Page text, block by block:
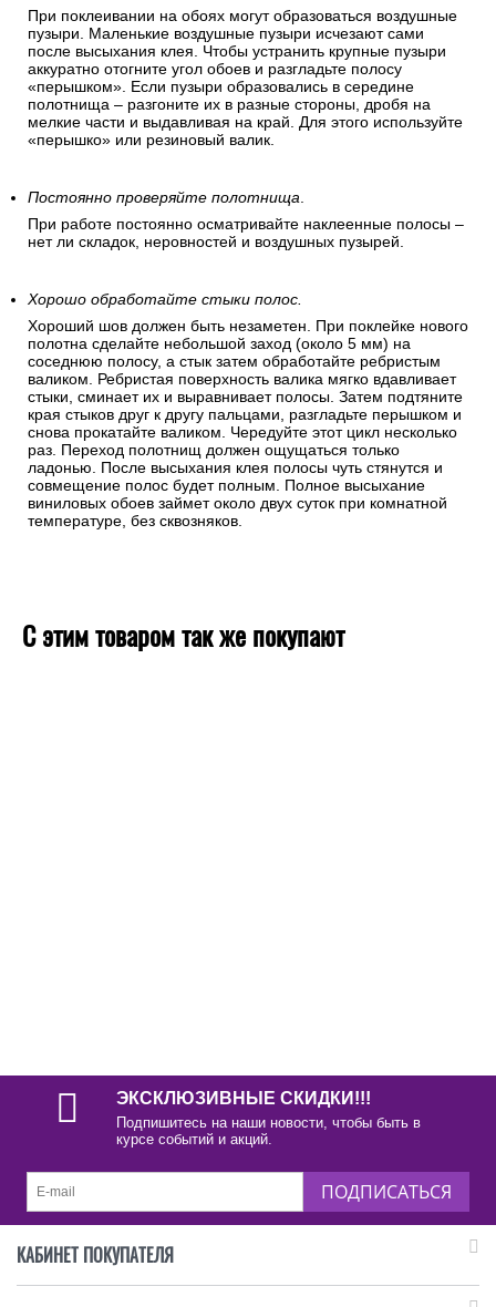
При поклеивании на обоях могут образоваться воздушные
пузыри. Маленькие воздушные пузыри исчезают сами
после высыхания клея. Чтобы устранить крупные пузыри
аккуратно отогните угол обоев и разгладьте полосу
«перышком». Если пузыри образовались в середине
полотнища – разгоните их в разные стороны, дробя на
мелкие части и выдавливая на край. Для этого используйте
«перышко» или резиновый валик.
Постоянно проверяйте полотнища.
При работе постоянно осматривайте наклеенные полосы –
нет ли складок, неровностей и воздушных пузырей.
Хорошо обработайте стыки полос.
Хороший шов должен быть незаметен. При поклейке нового
полотна сделайте небольшой заход (около 5 мм) на
соседнюю полосу, а стык затем обработайте ребристым
валиком. Ребристая поверхность валика мягко вдавливает
стыки, сминает их и выравнивает полосы. Затем подтяните
края стыков друг к другу пальцами, разгладьте перышком и
снова прокатайте валиком. Чередуйте этот цикл несколько
раз. Переход полотнищ должен ощущаться только
ладонью. После высыхания клея полосы чуть стянутся и
совмещение полос будет полным. Полное высыхание
виниловых обоев займет около двух суток при комнатной
температуре, без сквозняков.
С этим товаром так же покупают
ЭКСКЛЮЗИВНЫЕ СКИДКИ!!!
Подпишитесь на наши новости, чтобы быть в
курсе событий и акций.
ПОДПИСАТЬСЯ
КАБИНЕТ ПОКУПАТЕЛЯ